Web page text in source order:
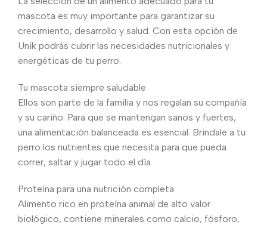
mascota es muy importante para garantizar su
crecimiento, desarrollo y salud. Con esta opción de
Unik podrás cubrir las necesidades nutricionales y
energéticas de tu perro.
Tu mascota siempre saludable
Ellos son parte de la familia y nos regalan su compañía
y su cariño. Para que se mantengan sanos y fuertes,
una alimentación balanceada es esencial. Brindale a tu
perro los nutrientes que necesita para que pueda
correr, saltar y jugar todo el día.
Proteína para una nutrición completa
Alimento rico en proteína animal de alto valor
biológico, contiene minerales como calcio, fósforo,